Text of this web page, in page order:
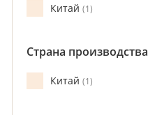
Китай 1
Страна производства
Китай 1